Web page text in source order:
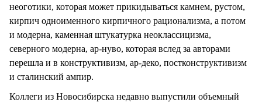
неоготики, которая может прикидываться камнем, рустом,
кирпич одноименного кирпичного рационализма, а потом
и модерна, каменная штукатурка неоклассицизма,
северного модерна, ар-нуво, которая вслед за авторами
перешла и в конструктивизм, ар-деко, постконструктивизм
и сталинский ампир.
Коллеги из Новосибирска недавно выпустили объемный